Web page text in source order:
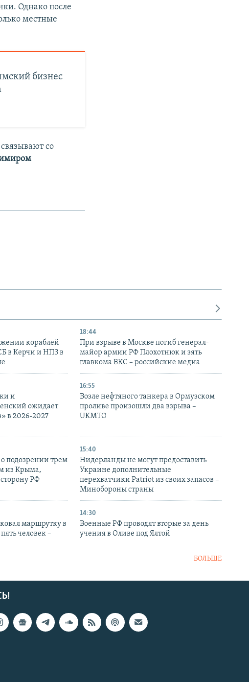
Однако после
местные
бизнес
со
кораблей
в Керчи и НПЗ в
18:44
При взрыве в Москве погиб генерал-
майор армии РФ Плохотнюк и зять
главкома ВКС – российские медиа
и
ожидает
в 2026-2027
16:55
Возле нефтяного танкера в Ормузском
проливе произошли два взрыва –
UKMTO
подозрении трем
из Крыма,
РФ
15:40
Нидерланды не могут предоставить
Украине дополнительные
перехватчики Patriot из своих запасов –
Минобороны страны
маршрутку в
человек –
14:30
Военные РФ проводят вторые за день
учения в Оливе под Ялтой
БОЛЬШЕ